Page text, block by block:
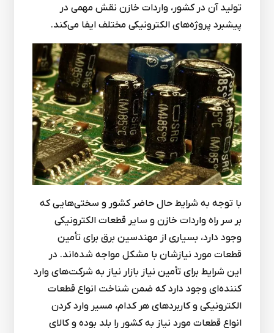
تولید آن در کشور، واردات خازن نقش مهمی در
پیشبرد پروژه‌های الکترونیکی مختلف ایفا می‌کند.
با توجه به شرایط حال حاضر کشور و سختی‌هایی که
بر سر راه واردات خازن و سایر قطعات الکترونیکی
وجود دارد، بسیاری از مهندسین برق برای تأمین
قطعات مورد نیازشان با مشکل مواجه شده‌اند. در
این شرایط برای تأمین نیاز بازار نیاز به شرکت‌های وارد
کننده‌ای وجود دارد که ضمن شناخت انواع قطعات
الکترونیکی و کاربردهای هر کدام، مسیر وارد کردن
انواع قطعات مورد نیاز به کشور را بلد بوده و کالای